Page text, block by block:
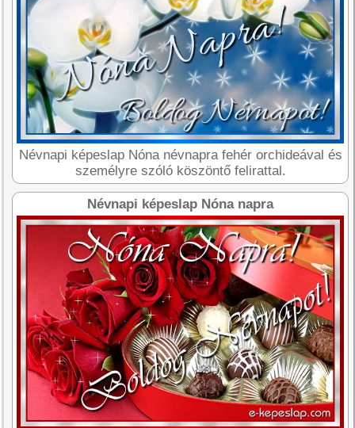
Névnapi képeslap Nóna névnapra fehér orchideával és
személyre szóló köszöntő felirattal.
Névnapi képeslap Nóna napra